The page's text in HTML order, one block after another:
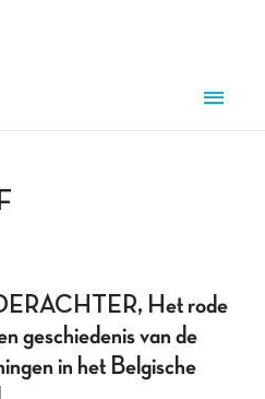
Het rode
geschiedenis van de
in het Belgische